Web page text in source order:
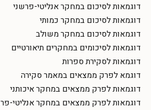
דוגמאות לסיכום במחקר אנליטי-פרשני
דוגמאות לסיכום במחקר כמותי
דוגמאות לסיכום במחקר משולב
דוגמאות לסיכומים במחקרים תיאורטיים
דוגמאות לסקירת ספרות
דוגמא לפרק ממצאים במאמר סקירה
דוגמאות לפרק ממצאים במחקר איכותני
דוגמאות לפרק ממצאים במחקר אנליטי-